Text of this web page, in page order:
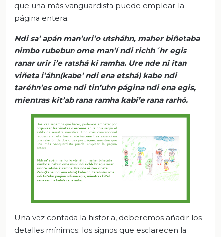
que una más vanguardista puede emplear la
página entera.
Ndi sa’apán man’uri’o utsháhn, maher biñetaba
nimbo rubebun ome man’í ndi richh´hr egis
ranar urir i’e ratshá ki ramha. Ure ndeniitan
viñeta i’áhn(kabe’ndi ena etshá) kabe ndi
taréhn’es ome ndi tin’uhn página ndi ena egis,
mientras kit’abrana ramha kabi’erana rarhó.
Una vez contada la historia, deberemos añadir los
detalles mínimos: los signos que esclarecen la